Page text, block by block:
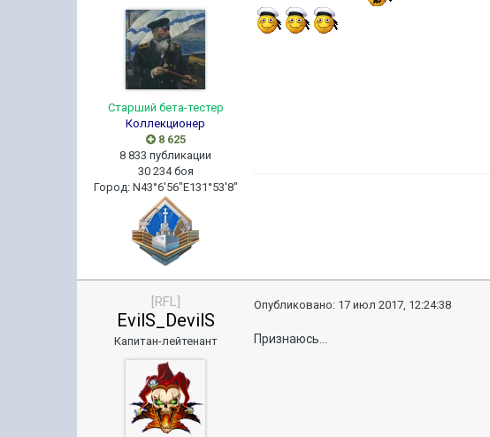
Старший бета-тестер
Коллекционер
8 625
8 833 публикации
30 234 боя
Город: N43°6'56"E131°53'8"
[RFL]
EvilS_DevilS
Капитан-лейтенант
Опубликовано: 17 июл 2017, 12:24:38
Признаюсь...